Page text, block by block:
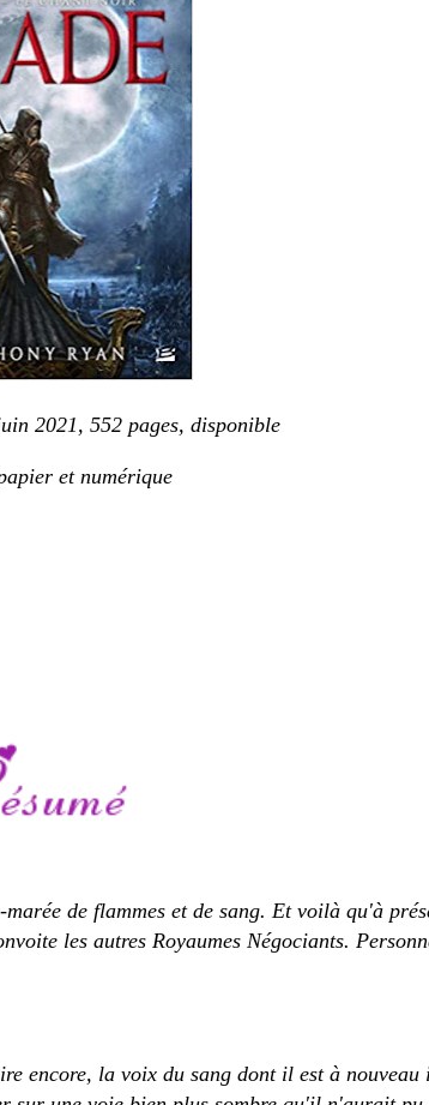
2021, 552 pages, disponible
et numérique
de flammes et de sang. Et voilà qu'à
les autres Royaumes Négociants.
encore, la voix du sang dont il est à nouveau